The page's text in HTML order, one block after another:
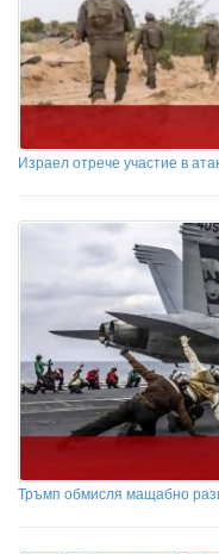
Израел отрече участие в
Тръмп обмисля мащабно